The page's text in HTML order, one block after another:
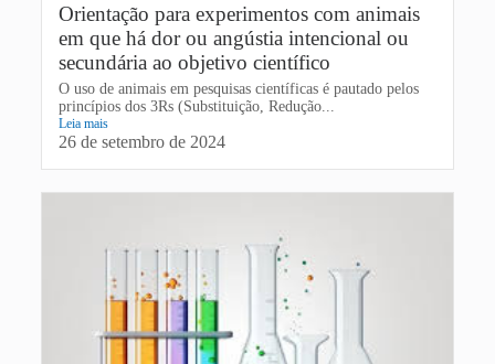
Orientação para experimentos com animais
em que há dor ou angústia intencional ou
secundária ao objetivo científico
O uso de animais em pesquisas científicas é pautado pelos
princípios dos 3Rs (Substituição, Redução...
Leia mais
26 de setembro de 2024